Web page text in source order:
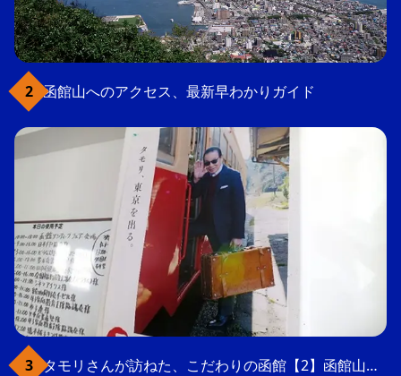
函館山へのアクセス、最新早わかりガイド
タモリさんが訪ねた、こだわりの函館【2】函館山の軍事要塞跡